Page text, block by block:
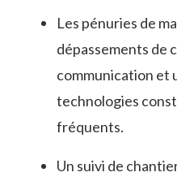
Les pénuries de
dépassements de
communication et
technologies
fréquents.
Un suivi de